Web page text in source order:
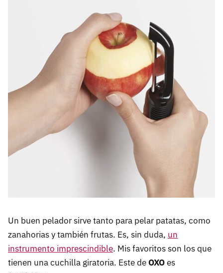
Un buen pelador sirve tanto para pelar patatas, como
zanahorias y también frutas. Es, sin duda, un
instrumento imprescindible. Mis favoritos son los que
tienen una cuchilla giratoria. Este deOXOes